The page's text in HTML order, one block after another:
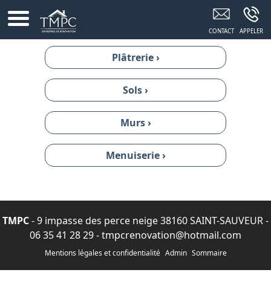
Entreprise De Transformation D'habi SAINT-
Plâtrerie ›
Sols ›
Murs ›
Menuiserie ›
TMPC- 9 impasse des perce neige 38160 SAINT-SAUVEUR -
06 35 41 28 29-tmpcrenovation@hotmail.com
Mentions légales et confidentialité Admin Sommaire